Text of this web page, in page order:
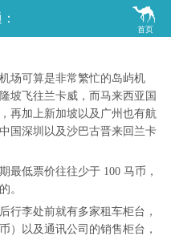

首页
场可算是非常繁忙的岛屿机
坡飞往兰卡威，而马来西亚国
再加上新加坡以及广州也有航
国深圳以及沙巴古晋来回兰卡
最低票价往往少于 100 马币，
。
行李处前就有多家租车柜台，
）以及通讯公司的销售柜台，